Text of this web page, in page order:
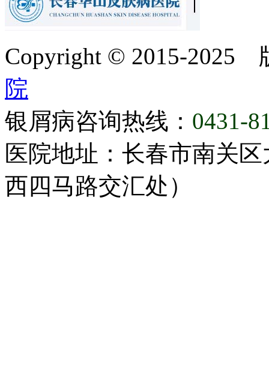
Copyright © 2015-2025
院
银屑病咨询热线： 0431-
医院地址：长春市南关
西四马路交汇处）